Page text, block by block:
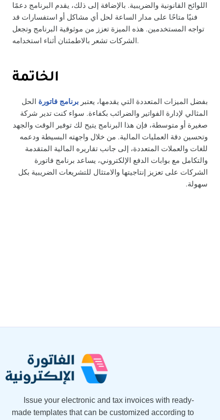
اللوائح القانونية والضريبية. بالإضافة إلى ذلك، يقدم البرنامج دعمًا
فنيًا متاحًا على مدار الساعة لحل أي مشاكل أو استفسارات قد
تواجه المستخدمين. هذه الميزة تعزز من موثوقية البرنامج وتجعل
الشركات تشعر بالاطمئنان أثناء استخدامه.
الخاتمة
بفضل الميزات المتعددة التي يقدمها، يعتبر برنامج فاتورة الحل
المثالي لإدارة الفواتير والضرائب بكفاءة. سواء كنت تدير شركة
صغيرة أو متوسطة، فإن هذا البرنامج يتيح لك توفير الوقت والجهد
وتحسين دقة العمليات المالية. من خلال واجهته البسيطة ودعمه
للغات والعملات المتعددة، إلى جانب تقاريره المالية المتقدمة
والتكامل مع بوابات الدفع الإلكتروني، يساعد برنامج فاتورة
الشركات على تعزيز إنتاجيتها والامتثال للتشريعات الضريبية بكل
سهولة.
Issue your electronic and tax invoices with ready-
made templates that can be customized according to